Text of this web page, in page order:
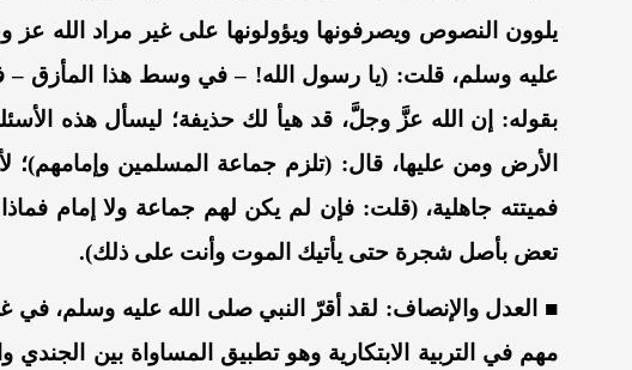
يلوون النصوص ويصرفونها ويؤولونها على غير مراد الله عز
عليه وسلم، قلت: (يا رسول الله! – في وسط هذا المأزق –
بقوله: إن الله عز وجلَّ، قد هيأ لك حذيفة؛ ليسأل هذه
الأرض ومن عليها، قال: (تلزم جماعة المسلمين وإمامهم)؛
فميتته جاهلية، (قلت: فإن لم يكن لهم جماعة ولا إمام
تعض بأصل شجرة حتى يأتيك الموت وأنت على ذلك).
■ العدل والإنصاف: لقد أقرّ النبي صلى الله عليه وسلم،في
مهم في التربية الابتكارية وهو تطبيق المساواة بين الجندي